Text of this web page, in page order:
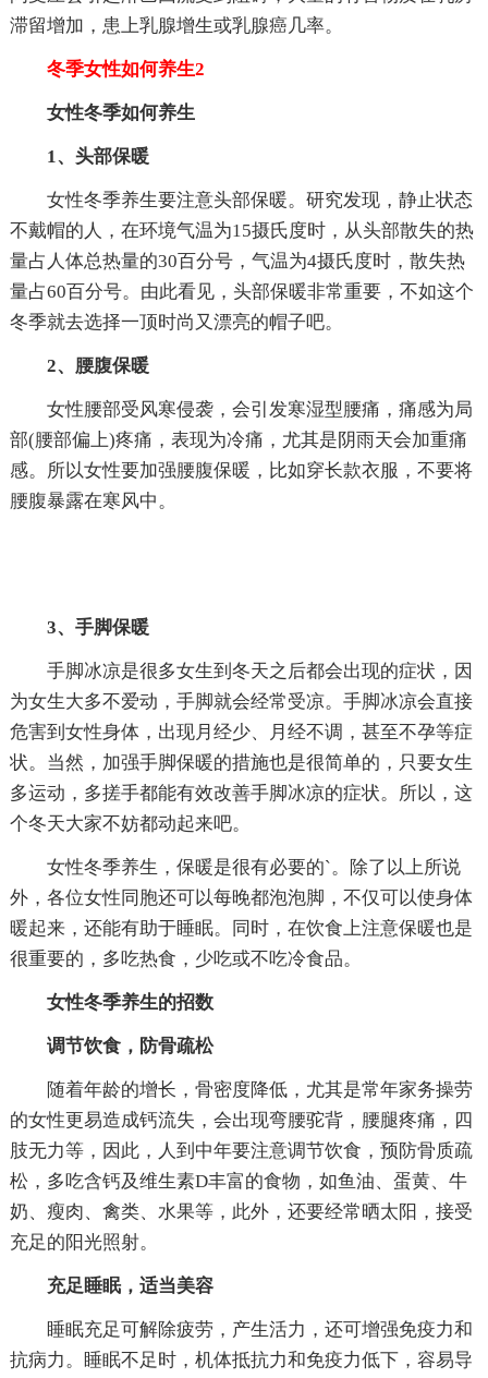
滞留增加，患上乳腺增生或乳腺癌几率。
冬季女性如何养生2
女性冬季如何养生
1、头部保暖
女性冬季养生要注意头部保暖。研究发现，静止状态
不戴帽的人，在环境气温为15摄氏度时，从头部散失的热
量占人体总热量的30百分号，气温为4摄氏度时，散失热
量占60百分号。由此看见，头部保暖非常重要，不如这个
冬季就去选择一顶时尚又漂亮的帽子吧。
2、腰腹保暖
女性腰部受风寒侵袭，会引发寒湿型腰痛，痛感为局
部(腰部偏上)疼痛，表现为冷痛，尤其是阴雨天会加重痛
感。所以女性要加强腰腹保暖，比如穿长款衣服，不要将
腰腹暴露在寒风中。
3、手脚保暖
手脚冰凉是很多女生到冬天之后都会出现的症状，因
为女生大多不爱动，手脚就会经常受凉。手脚冰凉会直接
危害到女性身体，出现月经少、月经不调，甚至不孕等症
状。当然，加强手脚保暖的措施也是很简单的，只要女生
多运动，多搓手都能有效改善手脚冰凉的症状。所以，这
个冬天大家不妨都动起来吧。
女性冬季养生，保暖是很有必要的`。除了以上所说
外，各位女性同胞还可以每晚都泡泡脚，不仅可以使身体
暖起来，还能有助于睡眠。同时，在饮食上注意保暖也是
很重要的，多吃热食，少吃或不吃冷食品。
女性冬季养生的招数
调节饮食，防骨疏松
随着年龄的增长，骨密度降低，尤其是常年家务操劳
的女性更易造成钙流失，会出现弯腰驼背，腰腿疼痛，四
肢无力等，因此，人到中年要注意调节饮食，预防骨质疏
松，多吃含钙及维生素D丰富的食物，如鱼油、蛋黄、牛
奶、瘦肉、禽类、水果等，此外，还要经常晒太阳，接受
充足的阳光照射。
充足睡眠，适当美容
睡眠充足可解除疲劳，产生活力，还可增强免疫力和
抗病力。睡眠不足时，机体抵抗力和免疫力低下，容易导